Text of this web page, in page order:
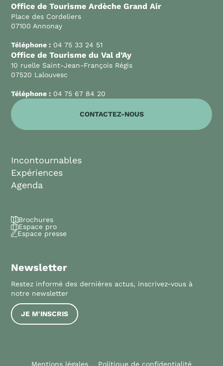
Office de Tourisme Ardèche Grand Air
Place des Cordeliers
07100 Annonay
Téléphone : 04 75 33 24 51
Office de Tourisme du Val d’Ay
10 ruelle Saint-Jean-François Régis
07520 Lalouvesc
Téléphone : 04 75 67 84 20
CONTACTEZ-NOUS
Incontournables
Expériences
Agenda
Brochures
Espace pro
Espace presse
Newsletter
Restez informé des dernières actus, inscrivez-vous à
notre newsletter
JE M'INSCRIS
Mentions légales Politique de confidentialité